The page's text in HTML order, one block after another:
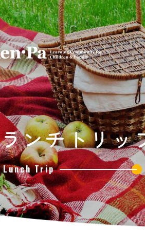
ランチトリッ
Lunch Trip